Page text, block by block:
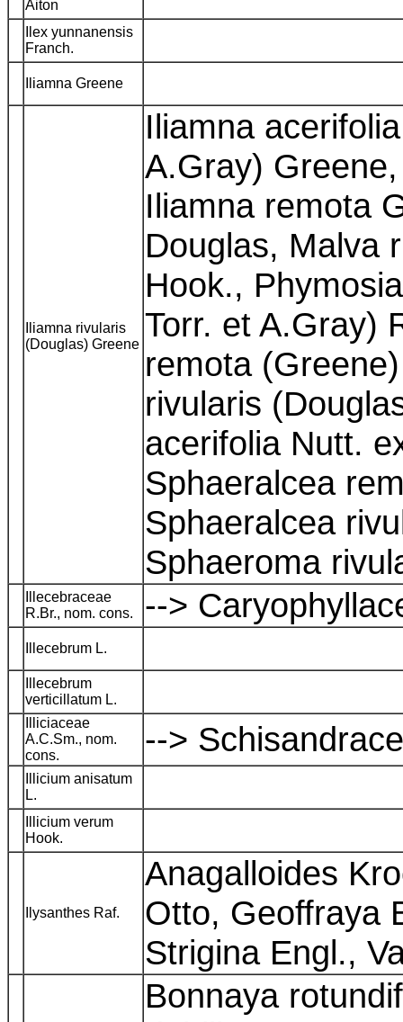
Aiton
Ilex yunnanensis
Franch.
Iliamna Greene
Iliamna rivularis
(Douglas) Greene
Iliamna
A.Gray)
Iliamna remota
Douglas, Malva
Hook.,
Torr. et A.Gray)
remota
rivularis
acerifolia Nutt.
Sphaeralcea
Sphaeralcea
Sphaeroma
Illecebraceae
R.Br., nom. cons.
-->
Illecebrum L.
Illecebrum
verticillatum L.
Illiciaceae
A.C.Sm., nom.
cons.
-->
Illicium anisatum
L.
Illicium verum
Hook.
Ilysanthes Raf.
Anagalloides
Otto, Geoffraya
Strigina Engl.,
Bonnaya